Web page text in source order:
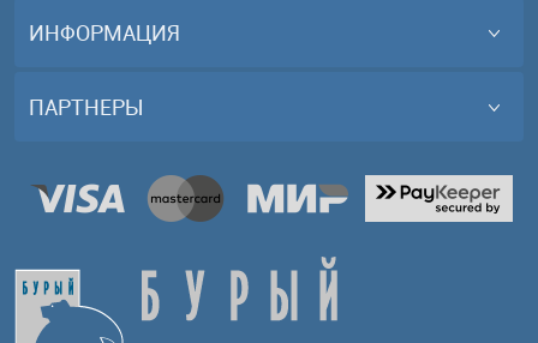
ИНФОРМАЦИЯ
ПАРТНЕРЫ